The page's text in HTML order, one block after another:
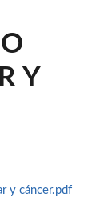
Y
y cáncer.pdf